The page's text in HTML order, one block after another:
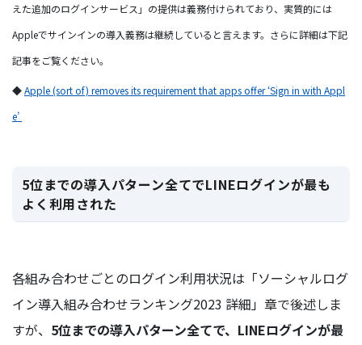
えた追加のログインサービス」の提供は義務付けられており、実質的には
Appleでサインインの導入義務は継続していると言えます。さらに詳細は下記
記事をご覧ください。
◆Apple (sort of) removes its requirement that apps offer ‘Sign in with Appl
e’
5位までの導入パターン全てでLINEログインが最も
よく利用された
各組み合わせごとのログイン利用状況は「ソーシャルログ
イン導入組み合わせランキング2023 詳細」章で後述しま
すが、 5位までの導入パターン全てで、LINEログインが最